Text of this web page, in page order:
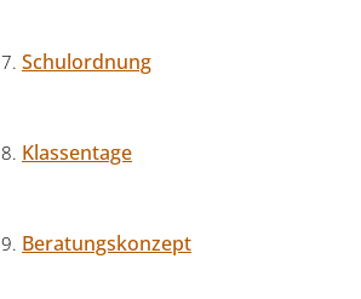
Schulordnung
Klassentage
Beratungskonzept